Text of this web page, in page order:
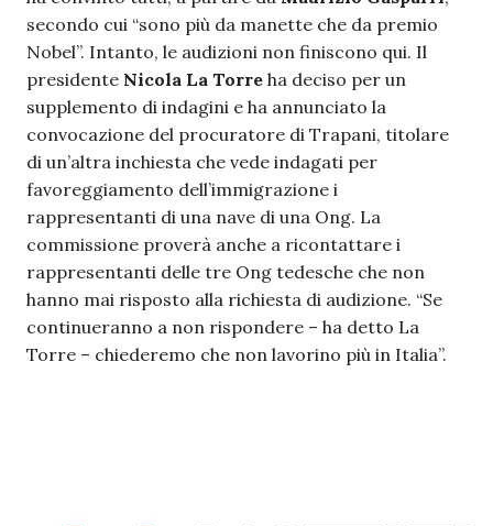
secondo cui “sono più da manette che da premio
Nobel”. Intanto, le audizioni non finiscono qui. Il
presidente Nicola La Torre ha deciso per un
supplemento di indagini e ha annunciato la
convocazione del procuratore di Trapani, titolare
di un’altra inchiesta che vede indagati per
favoreggiamento dell’immigrazione i
rappresentanti di una nave di una Ong. La
commissione proverà anche a ricontattare i
rappresentanti delle tre Ong tedesche che non
hanno mai risposto alla richiesta di audizione. “Se
continueranno a non rispondere – ha detto La
Torre – chiederemo che non lavorino più in Italia”.